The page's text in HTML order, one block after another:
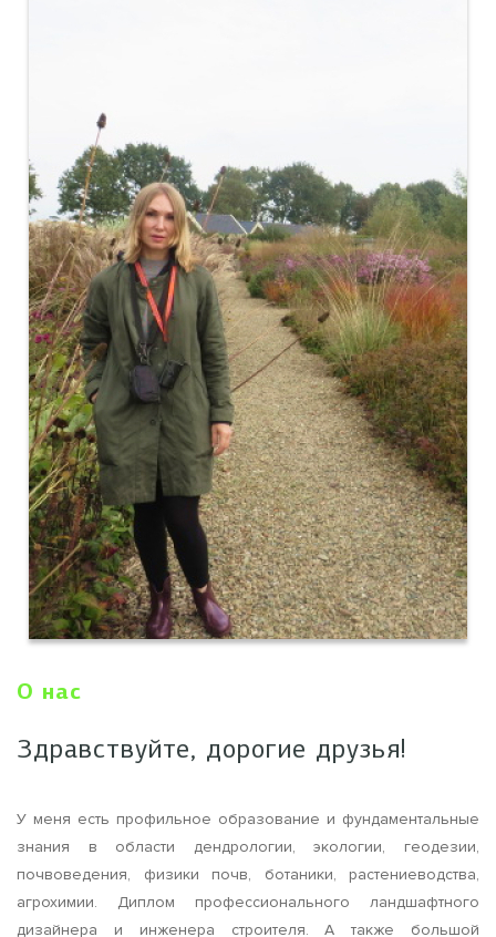
О нас
Здравствуйте, дорогие друзья!
У меня есть профильное образование и фундаментальные
знания в области дендрологии, экологии, геодезии,
почвоведения, физики почв, ботаники, растениеводства,
агрохимии. Диплом профессионального ландшафтного
дизайнера и инженера строителя. А также большой